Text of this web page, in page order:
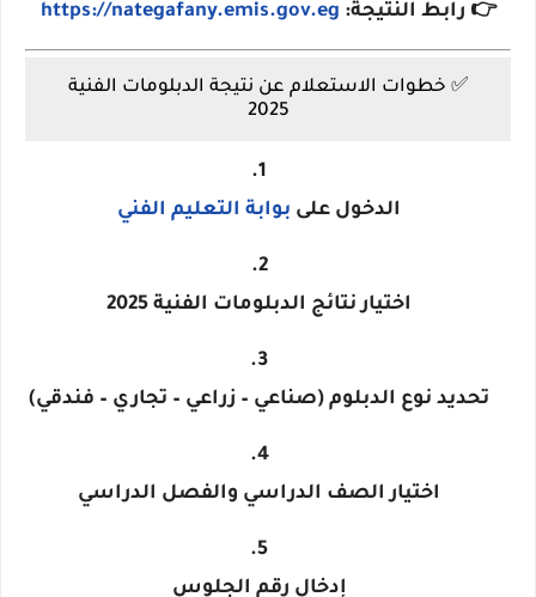
👉 رابط النتيجة:
https://nategafany.emis.gov.eg
✅ خطوات الاستعلام عن نتيجة الدبلومات الفنية
2025
الدخول على بوابة التعليم الفني
اختيارنتائج الدبلومات الفنية 2025
تحديد نوع الدبلوم (صناعي – زراعي – تجاري – فندقي)
اختيار الصف الدراسي والفصل الدراسي
إدخال رقم الجلوس